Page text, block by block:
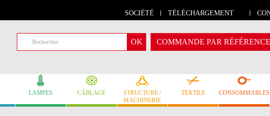
SOCIÉTÉ TÉLÉCHARGEMENT
COMMANDE PAR RÉFÉRENCE
LAMPES CÂBLAGE
STRUCTURE /
MACHINERIE
TEXTILE CONSOMMABLES